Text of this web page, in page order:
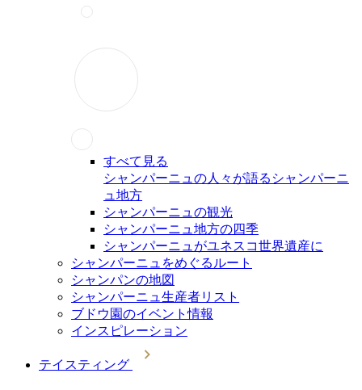
すべて見る
シャンパーニュの人々が語るシャンパーニ
ュ地方
シャンパーニュの観光
シャンパーニュ地方の四季
シャンパーニュがユネスコ世界遺産に
シャンパーニュをめぐるルート
シャンパンの地図
シャンパーニュ生産者リスト
ブドウ園のイベント情報
インスピレーション
テイスティング